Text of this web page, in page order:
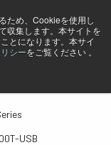
ため、Cookieを使用し
収集します。本サイトを
とになります。本サイ
シーをご覧ください 。
USB
USB